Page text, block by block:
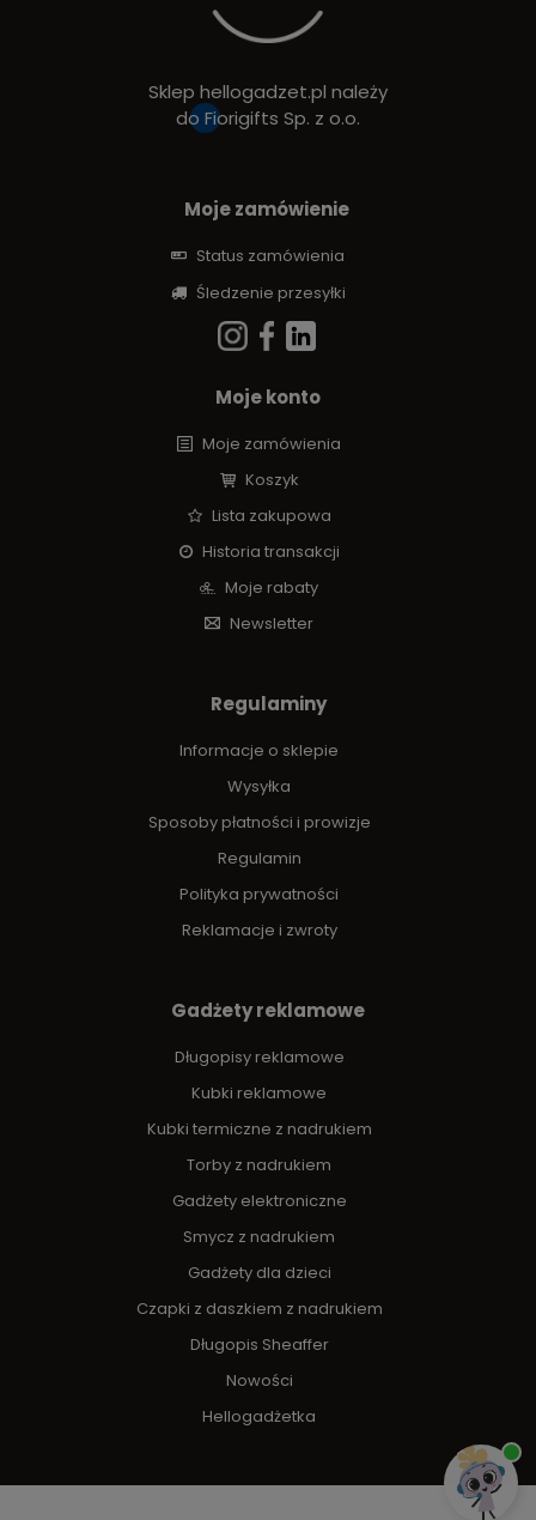
Sklep hellogadzet.pl należy
do Fiorigifts Sp. z o.o.
Moje zamówienie
Status zamówienia
Śledzenie przesyłki
Moje konto
Moje zamówienia
Koszyk
Lista zakupowa
Historia transakcji
Moje rabaty
Newsletter
Regulaminy
Informacje o sklepie
Wysyłka
Sposoby płatności i prowizje
Regulamin
Polityka prywatności
Reklamacje i zwroty
Gadżety reklamowe
Długopisy reklamowe
Kubki reklamowe
Kubki termiczne z nadrukiem
Torby z nadrukiem
Gadżety elektroniczne
Smycz z nadrukiem
Gadżety dla dzieci
Czapki z daszkiem z nadrukiem
Długopis Sheaffer
Nowości
Hellogadżetka